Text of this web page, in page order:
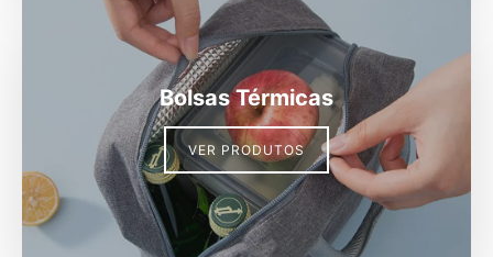
Bolsas Térmicas
VER PRODUTOS